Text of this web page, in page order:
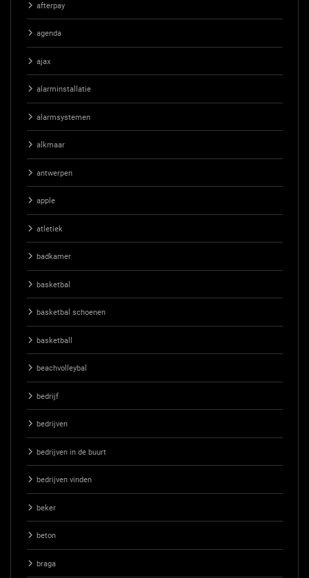
afterpay
agenda
ajax
alarminstallatie
alarmsystemen
alkmaar
antwerpen
apple
atletiek
badkamer
basketbal
basketbal schoenen
basketball
beachvolleybal
bedrijf
bedrijven
bedrijven in de buurt
bedrijven vinden
beker
beton
braga